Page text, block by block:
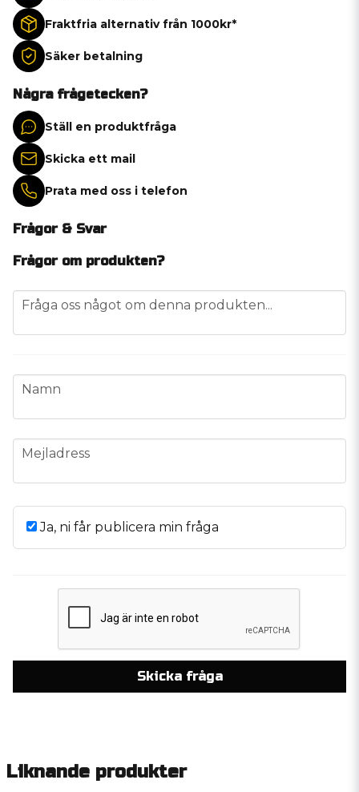
Fraktfria alternativ från 1000kr*
Säker betalning
Några frågetecken?
Ställ en produktfråga
Skicka ett mail
Prata med oss i telefon
Frågor & Svar
Frågor om produkten?
question
Fråga oss något om denna produkten...
name
Namn
email
Mejladress
Ja, ni får publicera min fråga
Skicka fråga
Liknande produkter